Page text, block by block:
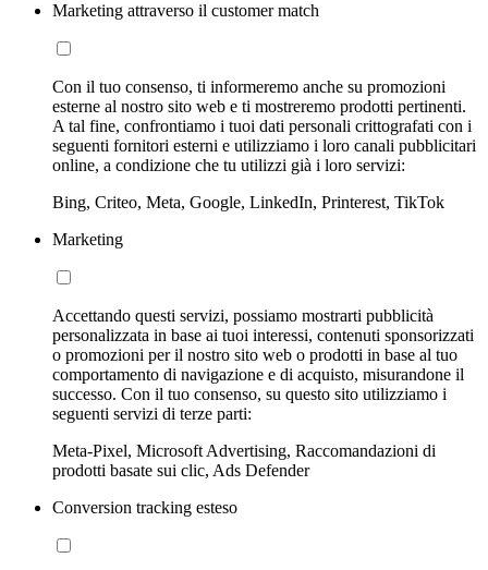
Marketing attraverso il customer match
Con il tuo consenso, ti informeremo anche su promozioni
esterne al nostro sito web e ti mostreremo prodotti pertinenti.
A tal fine, confrontiamo i tuoi dati personali crittografati con i
seguenti fornitori esterni e utilizziamo i loro canali pubblicitari
online, a condizione che tu utilizzi già i loro servizi:
Bing, Criteo, Meta, Google, LinkedIn, Printerest, TikTok
Marketing
Accettando questi servizi, possiamo mostrarti pubblicità
personalizzata in base ai tuoi interessi, contenuti sponsorizzati
o promozioni per il nostro sito web o prodotti in base al tuo
comportamento di navigazione e di acquisto, misurandone il
successo. Con il tuo consenso, su questo sito utilizziamo i
seguenti servizi di terze parti:
Meta-Pixel, Microsoft Advertising, Raccomandazioni di
prodotti basate sui clic, Ads Defender
Conversion tracking esteso